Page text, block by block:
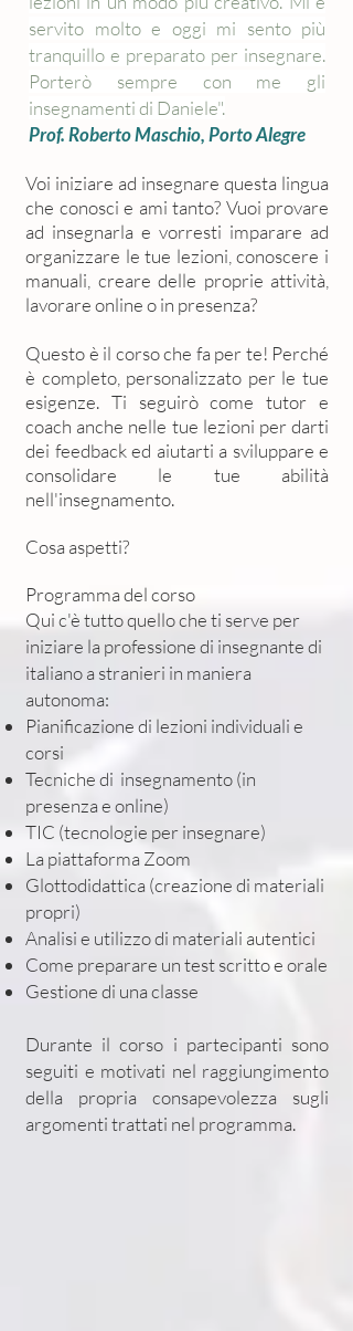
servito molto e oggi mi sento più
tranquillo e preparato per insegnare.
Porterò sempre con me gli
insegnamenti di Daniele".
Prof. Roberto Maschio, Porto Alegre
Voi iniziare ad insegnare questa lingua
che conosci e ami tanto? Vuoi provare
ad insegnarla e vorresti imparare ad
organizzare le tue lezioni, conoscere i
manuali, creare delle proprie attività,
lavorare online o in presenza?
Questo è il corso che fa per te! Perché
è completo, personalizzato per le tue
esigenze. Ti seguirò come tutor e
coach anche nelle tue lezioni per darti
dei feedback ed aiutarti a sviluppare e
consolidare le tue abilità
nell'insegnamento.
Cosa aspetti?
Programma del corso
Qui c'è tutto quello che ti serve per
iniziare la professione di insegnante di
italiano a stranieri in maniera
autonoma:
Pianificazione di lezioni individuali e
corsi
Tecniche di insegnamento (in
presenza e online)
TIC (tecnologie per insegnare)
La piattaforma Zoom
Glottodidattica (creazione di materiali
propri)
Analisi e utilizzo di materiali autentici
Come preparare un test scritto e orale
Gestione di una classe
Durante il corso i partecipanti sono
seguiti e motivati nel raggiungimento
della propria consapevolezza sugli
argomenti trattati nel programma.